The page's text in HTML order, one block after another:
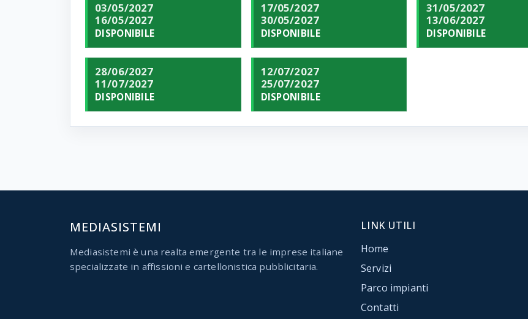
03/05/2027
16/05/2027
DISPONIBILE
17/05/2027
30/05/2027
DISPONIBILE
31/05/2027
13/06/2027
DISPONIBILE
28/06/2027
11/07/2027
DISPONIBILE
12/07/2027
25/07/2027
DISPONIBILE
MEDIASISTEMI
Mediasistemi è una realta emergente tra le imprese italiane
specializzate in affissioni e cartellonistica pubblicitaria.
LINK UTILI
Home
Servizi
Parco impianti
Contatti